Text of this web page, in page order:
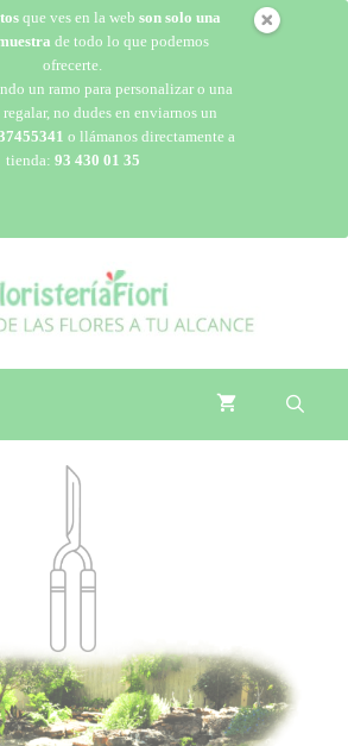
que ves en la web son solo una
de todo lo que podemos
ofrecerte.
un ramo para personalizar o una
no dudes en enviarnos un
o llámanos directamente a
tienda: 93 430 01 35